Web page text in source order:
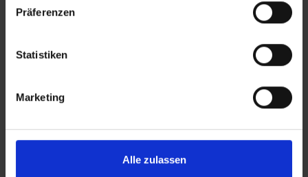
Präferenzen
Statistiken
Marketing
Alle zulassen
PELIKAN langer Auslauf -